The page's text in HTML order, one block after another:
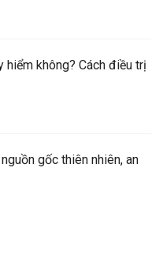
hiểm không? Cách điều trị
gốc thiên nhiên, an